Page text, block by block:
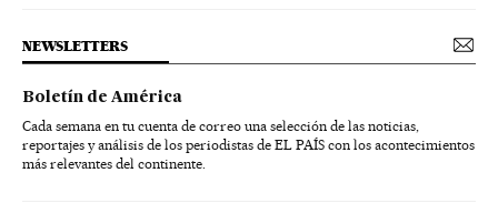
NEWSLETTERS
Boletín de América
Cada semana en tu cuenta de correo una selección de las noticias,
reportajes y análisis de los periodistas de EL PAÍS con los acontecimientos
más relevantes del continente.